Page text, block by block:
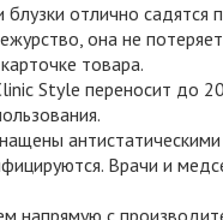
блузки отлично
она не
товара.
Style переносит до
Врачи и